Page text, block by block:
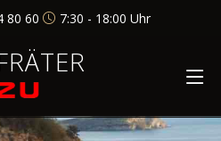
80 60 7:30 - 18:00 Uhr